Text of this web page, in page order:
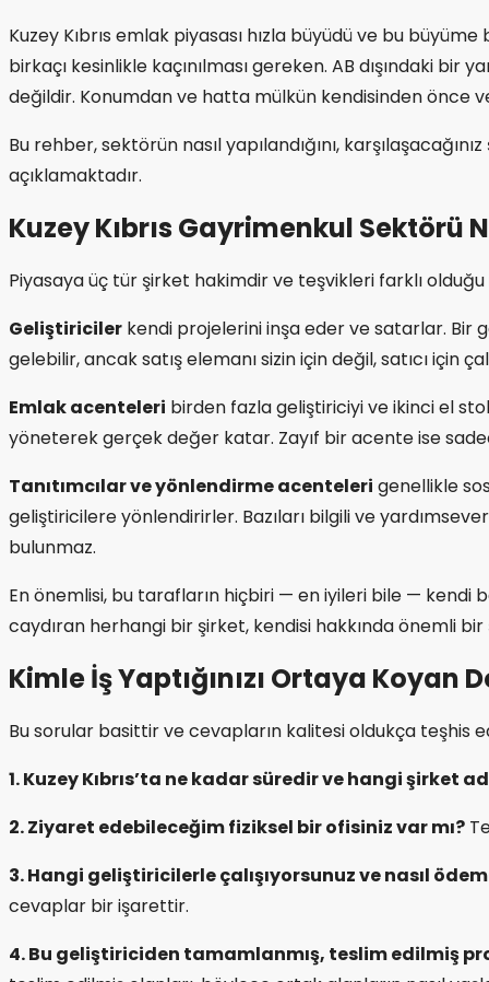
Kuzey Kıbrıs emlak piyasası hızla büyüdü ve bu
birkaçı kesinlikle kaçınılması gereken. AB dışındaki
değildir. Konumdan ve hatta mülkün kendisinden önce
Bu rehber, sektörün nasıl yapılandığını,
açıklamaktadır.
Kuzey Kıbrıs Gayrimenkul Sektörü
Piyasaya üç tür şirket hakimdir ve teşvikleri farklı
Geliştiriciler kendi projelerini inşa eder ve satarlar. Bir
gelebilir, ancak satış elemanı sizin için değil, satıcı için
Emlak acenteleri birden fazla geliştiriciyi ve ikinci el
yöneterek gerçek değer katar. Zayıf bir acente ise
Tanıtımcılar ve yönlendirme acenteleri genellikle
geliştiricilere yönlendirirler. Bazıları bilgili ve
bulunmaz.
En önemlisi, bu tarafların hiçbiri — en iyileri bile — kendi
caydıran herhangi bir şirket, kendisi hakkında önemli
Kimle İş Yaptığınızı Ortaya Koyan
Bu sorular basittir ve cevapların kalitesi oldukça teşhis
1. Kuzey Kıbrıs’ta ne kadar süredir ve hangi şirket
2. Ziyaret edebileceğim fiziksel bir ofisiniz var mı?
3. Hangi geliştiricilerle çalışıyorsunuz ve nasıl
cevaplar bir işarettir.
4. Bu geliştiriciden tamamlanmış, teslim edilmiş